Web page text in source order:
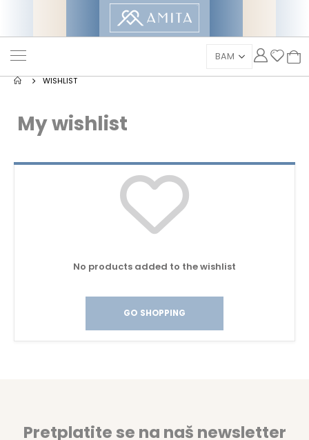
WISHLIST
My wishlist
No products added to the wishlist
GO SHOPPING
Pretplatite se na naš newsletter